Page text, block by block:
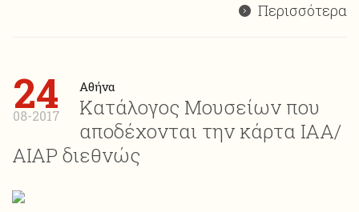
Περισσότερα
24
08-2017
Αθήνα
Κατάλογος Μουσείων που
αποδέχονται την κάρτα ΙΑΑ/
ΑΙΑP διεθνώς